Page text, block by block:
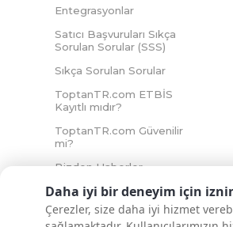
Daha iyi bir deneyim için
Çerezler, size daha iyi hizmet
Entegrasyonlar
Satıcı Başvuruları Sıkça
Sorulan Sorular (SSS)
Sıkça Sorulan Sorular
ToptanTR.com ETBİS
Kayıtlı mıdır?
ToptanTR.com Güvenilir
mi?
Bizden Haberler